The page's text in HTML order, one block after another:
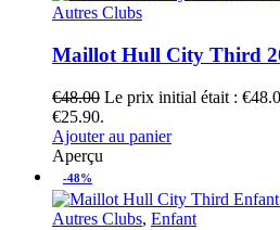
Autres Clubs
Maillot Hull City Third
€48.00 Le prix initial était :
€25.90.
Ajouter au panier
Aperçu
-48%
Autres Clubs, Enfant